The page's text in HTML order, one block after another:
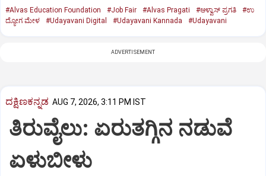
#Alvas Education Foundation #Job Fair #Alvas Pragati #ಆಳ್ವಾಸ್‌ ಪ್ರಗತಿ
#ಉ
ದ್ಯೋಗ ಮೇಳ
#Udayavani Digital #Udayavani Kannada #Udayavani
ADVERTISEMENT
ದಕ್ಷಿಣಕನ್ನಡ AUG 7, 2026, 3:11 PM IST
ತಿರುವೈಲು: ಏರುತಗ್ಗಿನ ನಡುವೆ
ಏಳುಬೀಳು